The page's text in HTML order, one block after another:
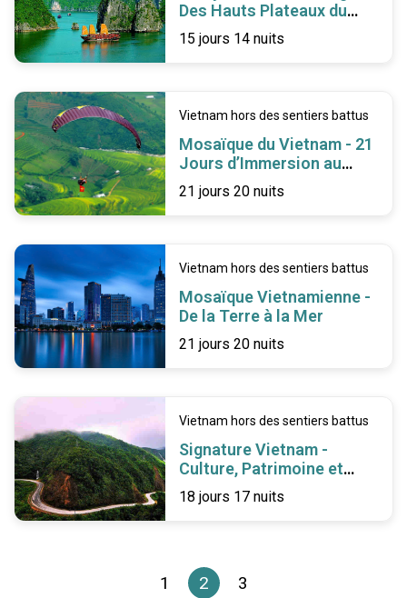
Des Hauts Plateaux du
Nord au Delta du Mékong
15 jours 14 nuits
Vietnam hors des sentiers battus
Mosaïque du Vietnam - 21
Jours d’Immersion au
Cœur de l’Authenticité
21 jours 20 nuits
Vietnam hors des sentiers battus
Mosaïque Vietnamienne -
De la Terre à la Mer
21 jours 20 nuits
Vietnam hors des sentiers battus
Signature Vietnam -
Culture, Patrimoine et
Douceur de Vivre
18 jours 17 nuits
1 2 3